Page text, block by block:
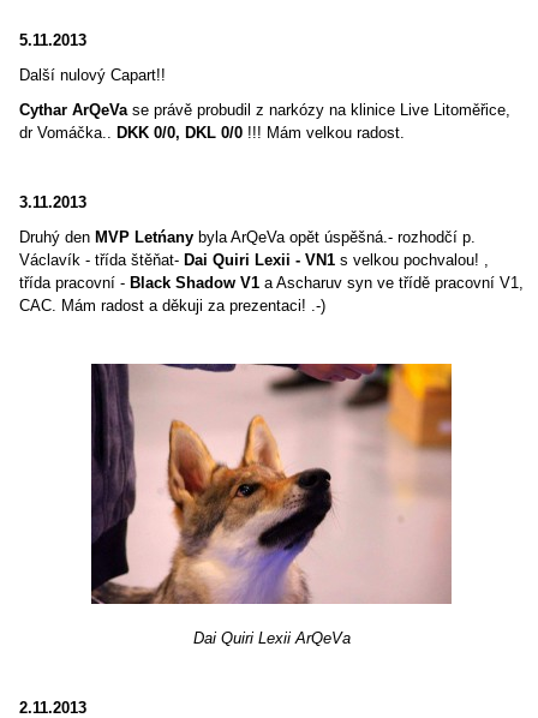
5.11.2013
Další nulový Capart!!
Cythar ArQeVase právě probudil z narkózy na klinice Live Litoměřice,
dr Vomáčka.. DKK 0/0, DKL 0/0 !!! Mám velkou radost.
3.11.2013
Druhý den MVP Letńany byla ArQeVa opět úspěšná.- rozhodčí p.
Václavík - třída štěňat- Dai Quiri Lexii - VN1 s velkou pochvalou! ,
třída pracovní - Black Shadow V1 a Ascharuv syn ve třídě pracovní V1,
CAC. Mám radost a děkuji za prezentaci! .-)
Dai Quiri Lexii ArQeVa
2.11.2013